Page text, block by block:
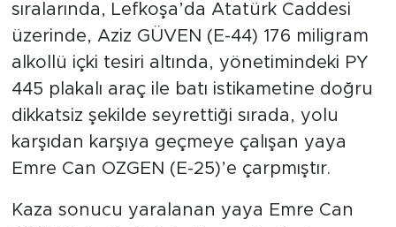
sıralarında, Lefkoşa’da Atatürk Caddesi
üzerinde, Aziz GÜVEN (E-44) 176 miligram
alkollü içki tesiri altında, yönetimindeki PY
445 plakalı araç ile batı istikametine doğru
dikkatsiz şekilde seyrettiği sırada, yolu
karşıdan karşıya geçmeye çalışan yaya
Emre Can OZGEN (E-25)’e çarpmıştır.
Kaza sonucu yaralanan yaya Emre Can